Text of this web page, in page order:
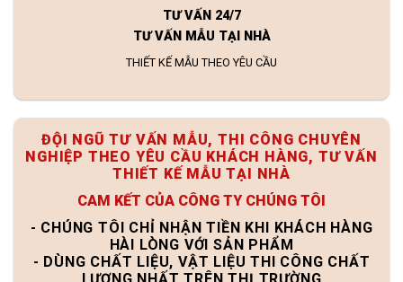
TƯ VẤN 24/7
TƯ VẤN MẪU TẠI NHÀ
THIẾT KẾ MẪU THEO YÊU CẦU
ĐỘI NGŨ TƯ VẤN MẪU, THI CÔNG CHUYÊN
NGHIỆP THEO YÊU CẦU KHÁCH HÀNG, TƯ VẤN
THIẾT KẾ MẪU TẠI NHÀ
CAM KẾT CỦA CÔNG TY CHÚNG TÔI
- CHÚNG TÔI CHỈ NHẬN TIỀN KHI KHÁCH HÀNG
HÀI LÒNG VỚI SẢN PHẨM
- DÙNG CHẤT LIỆU, VẬT LIỆU THI CÔNG CHẤT